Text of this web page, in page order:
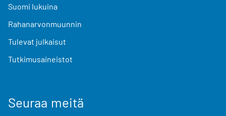
Suomi lukuina
Rahanarvonmuunnin
Tulevat julkaisut
Tutkimusaineistot
Seuraa meitä